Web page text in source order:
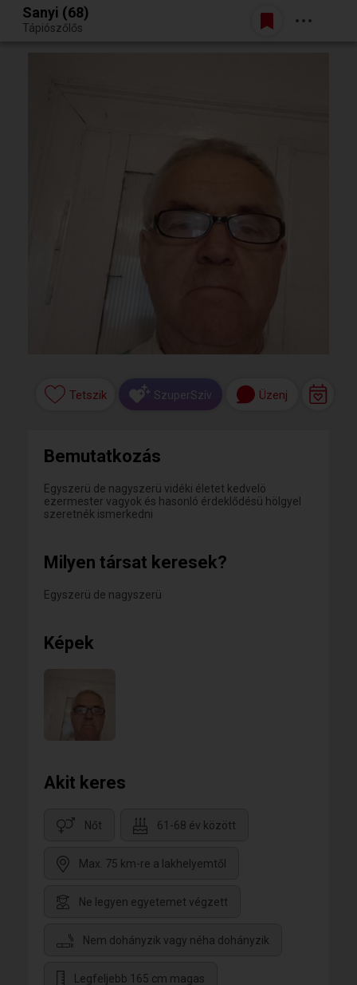
Egy jó randiból bármi lehet.
Belépés
Sanyi (68)
Tápiószőlős
Tetszik SzuperSzív Üzenj
Bemutatkozás
Egyszerü de nagyszerü vidéki életet kedvelö
ezermester vagyok és hasonló érdeklődésü hölgyel
szeretnék ismerkedni
Milyen társat keresek?
Egyszerü de nagyszerü
Képek
Akit keres
Nőt 61-68 év között
Max. 75 km-re a lakhelyemtől
Ne legyen egyetemet végzett
Nem dohányzik vagy néha dohányzik
Legfeljebb 165 cm magas